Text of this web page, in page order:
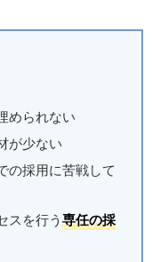
められない
が少ない
の採用に苦戦して
スを行う 専任の採